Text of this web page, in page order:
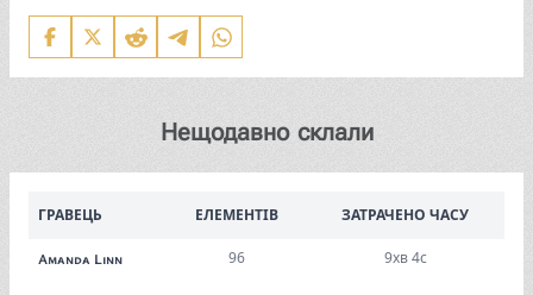
Нещодавно склали
ГРАВЕЦЬ ЕЛЕМЕНТІВ ЗАТРАЧЕНО ЧАСУ
Amanda Linn 96 9хв 4с